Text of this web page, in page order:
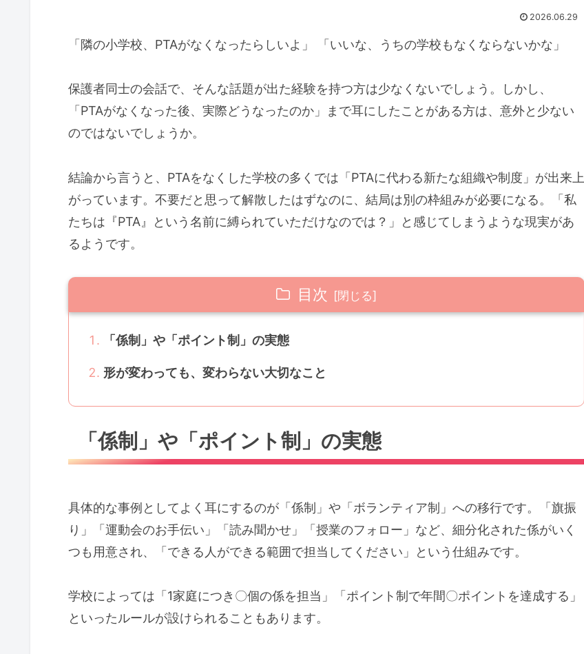
2026.06.29
「隣の小学校、PTAがなくなったらしいよ」 「いいな、うちの学校もなくならないかな」
保護者同士の会話で、そんな話題が出た経験を持つ方は少なくないでしょう。しかし、
「PTAがなくなった後、実際どうなったのか」まで耳にしたことがある方は、意外と少ない
のではないでしょうか。
結論から言うと、PTAをなくした学校の多くでは「PTAに代わる新たな組織や制度」が出来上
がっています。不要だと思って解散したはずなのに、結局は別の枠組みが必要になる。「私
たちは『PTA』という名前に縛られていただけなのでは？」と感じてしまうような現実があ
るようです。
目次
「係制」や「ポイント制」の実態
形が変わっても、変わらない大切なこと
「係制」や「ポイント制」の実態
具体的な事例としてよく耳にするのが「係制」や「ボランティア制」への移行です。「旗振
り」「運動会のお手伝い」「読み聞かせ」「授業のフォロー」など、細分化された係がいく
つも用意され、「できる人ができる範囲で担当してください」という仕組みです。
学校によっては「1家庭につき〇個の係を担当」「ポイント制で年間〇ポイントを達成する」
といったルールが設けられることもあります。